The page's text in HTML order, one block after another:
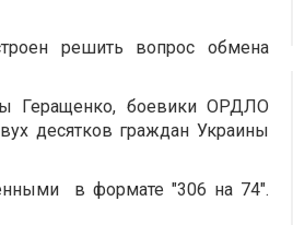
решить вопрос обмена
Геращенко, боевики ОРДЛО
десятков граждан Украины
в формате "306 на 74".